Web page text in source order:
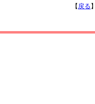
【 戻る 】